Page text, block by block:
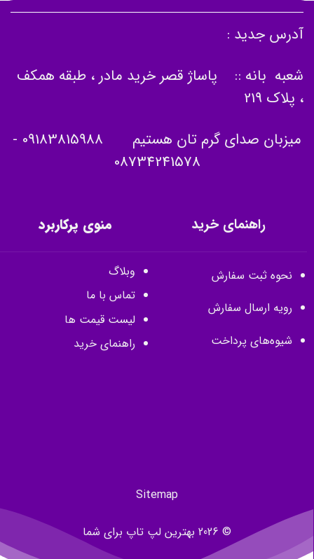
آدرس جدید :
شعبه بانه :: پاساژ قصر خرید مادر ، طبقه همکف
، پلاک 219
میزبان صدای گرم تان هستیم 09183815988
-
08734241578
راهنمای خرید
نحوه ثبت سفارش
رویه ارسال سفارش
شیوه‌های پرداخت
منوی پرکاربرد
وبلاگ
تماس با ما
لیست قیمت ها
راهنمای خرید
Sitemap
© 2026 بهترین لپ تاپ برای شما